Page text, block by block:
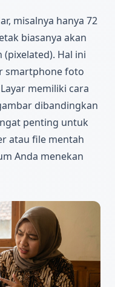
misalnya hanya 72
biasanya akan
Hal ini
smartphone foto
memiliki cara
dibandingkan
penting untuk
atau file mentah
Anda menekan